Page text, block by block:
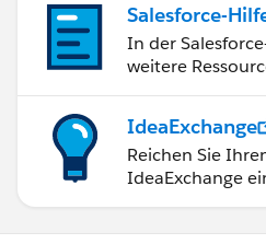
Salesforce-
In der
weitere
IdeaExchange
Reichen Sie
IdeaExchange